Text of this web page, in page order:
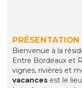
PRÉSENTATION
Bienvenue à la
Entre Bordeaux et
vignes, rivières et
vacances est le